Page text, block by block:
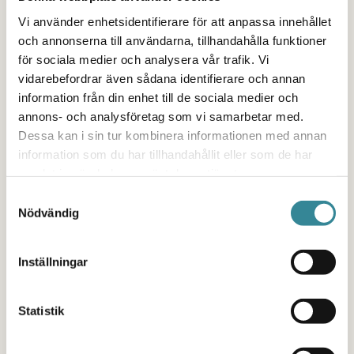
Vi använder enhetsidentifierare för att anpassa innehållet
och annonserna till användarna, tillhandahålla funktioner
för sociala medier och analysera vår trafik. Vi
vidarebefordrar även sådana identifierare och annan
information från din enhet till de sociala medier och
annons- och analysföretag som vi samarbetar med.
Dessa kan i sin tur kombinera informationen med annan
information som du har tillhandahållit eller som de har
Nödvändig
Inställningar
Statistik
känner mig inte längre ensam. Det finns
människor som förstår, maskrosbarn förstår <3
Du är aldrig ensam.
Behöver du någon som
stöd och börja må bättre. Alla som jobbar i våra